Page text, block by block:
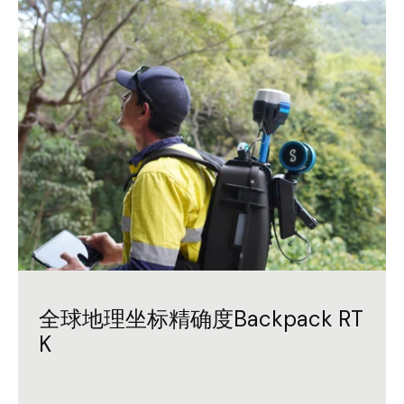
全球地理坐标精确度Backpack RT
K